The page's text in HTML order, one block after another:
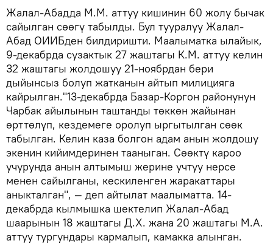
Жалал-Абадда М.М. аттуу кишинин 60 жолу бычак
сайылган сөөгү табылды. Бул тууралуу Жалал-
Абад ОИИБден билдиришти. Маалыматка ылайык,
9-декабрда сузактык 27 жаштагы К.М. аттуу келин
32 жаштагы жолдошуу 21-ноябрдан бери
дыйынсыз болуп жатканын айтып милицияга
кайрылган."13-декабрда Базар-Коргон районунун
Чарбак айылынын таштанды төккөн жайынан
өрттөлүп, кездемеге оролуп ыргытылган сөөк
табылган. Келин каза болгон адам анын жолдошу
экенин кийимдеринен тааныган. Сөөктү кароо
учурунда анын алтымыш жерине учтуу нерсе
менен сайылганы, кескиленген жаракаттары
аныкталган", — деп айтылат маалыматта. 14-
декабрда кылмышка шектелип Жалал-Абад
шаарынын 18 жаштагы Д.Х. жана 20 жаштагы М.А.
аттуу тургундары кармалып, камакка алынган.